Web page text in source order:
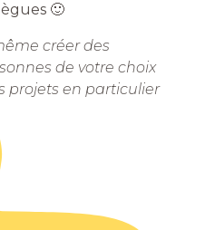
🙂
créer des
de votre choix
projets en particulier